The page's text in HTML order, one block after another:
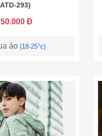
293)
Đ
áo (18-25°c)